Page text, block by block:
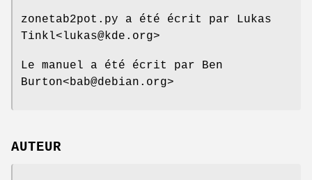
zonetab2pot.py a été écrit par Lukas
Tinkl<lukas@kde.org>
Le manuel a été écrit par Ben
Burton<bab@debian.org>
AUTEUR